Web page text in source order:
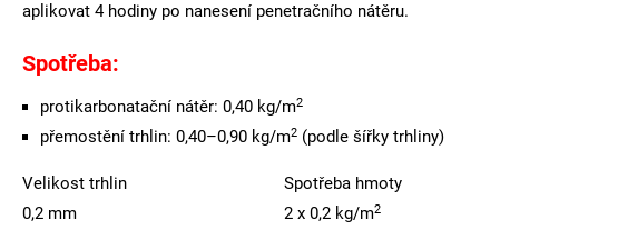
aplikovat 4 hodiny po nanesení penetračního nátěru.
Spotřeba:
protikarbonatační nátěr: 0,40 kg/m2
přemostění trhlin: 0,40–0,90 kg/m2 (podle šířky trhliny)
Velikost trhlin
Spotřeba hmoty
0,2 mm
2 x 0,2 kg/m2